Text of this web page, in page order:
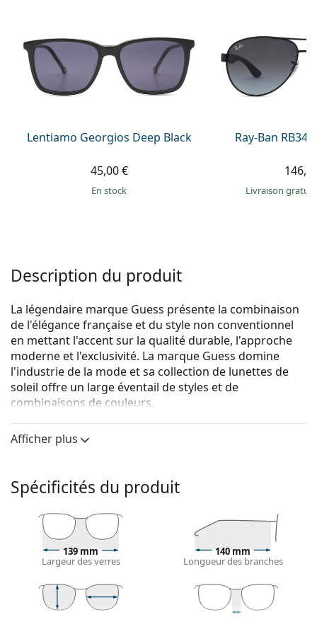
Prada
Toutes les marques
Lentiamo Georgios Deep Black
45,00 €
en stock
Ray-Ban
Livraison
Description du produit
La légendaire marque Guess présente la combinaison
de l'élégance française et du style non conventionnel
en mettant l'accent sur la qualité durable, l'approche
moderne et l'exclusivité. La marque Guess domine
l'industrie de la mode et sa collection de lunettes de
soleil offre un large éventail de styles et de
combinaisons de couleurs.
Guess GF6179/S 01A 63sont des lunettes de soleil
unisexes.
La couleur noire de la monture s'accorde
cheveux blonds clairs, châtains clairs ou noirs.
Lunettes de soleil à montures rectangulaires
sont
un choix idéal pour les personnes ayant une forme
de visage ovale ou ronde.
La monture des lunettes de soleil est fabriquée en
plastique de grande qualité, ce qui offre une grande
durabilité, un port confortable et un look
Afficher plus
Spécificités du produit
139 mm
Largeur des verres
140 mm
Longueur des branches